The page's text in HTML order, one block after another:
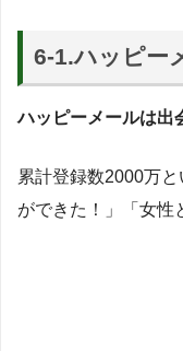
6-1.ハッピー
ハッピーメールは出
累計登録数2000万
ができた！」「女性